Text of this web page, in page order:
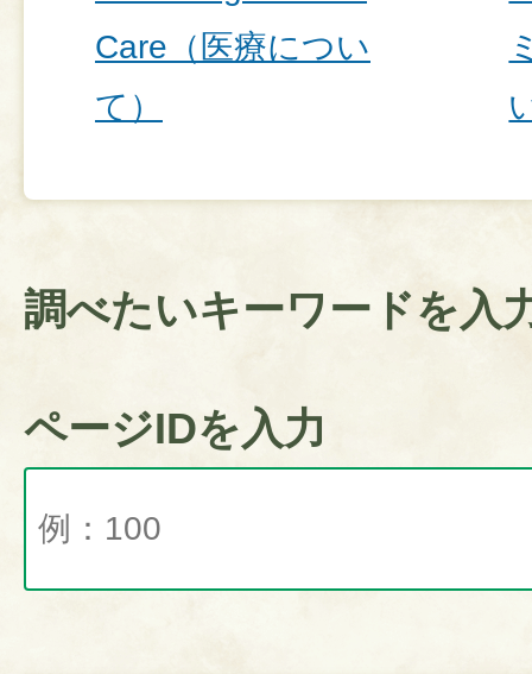
Care（医療につい
て）
調べたいキーワードを入
ページIDを入力